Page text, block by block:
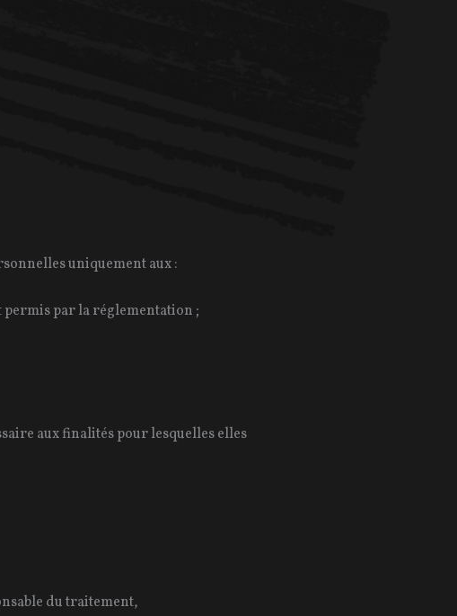
uniquement aux :
permis par la réglementation ;
aux finalités pour lesquelles elles
du traitement,